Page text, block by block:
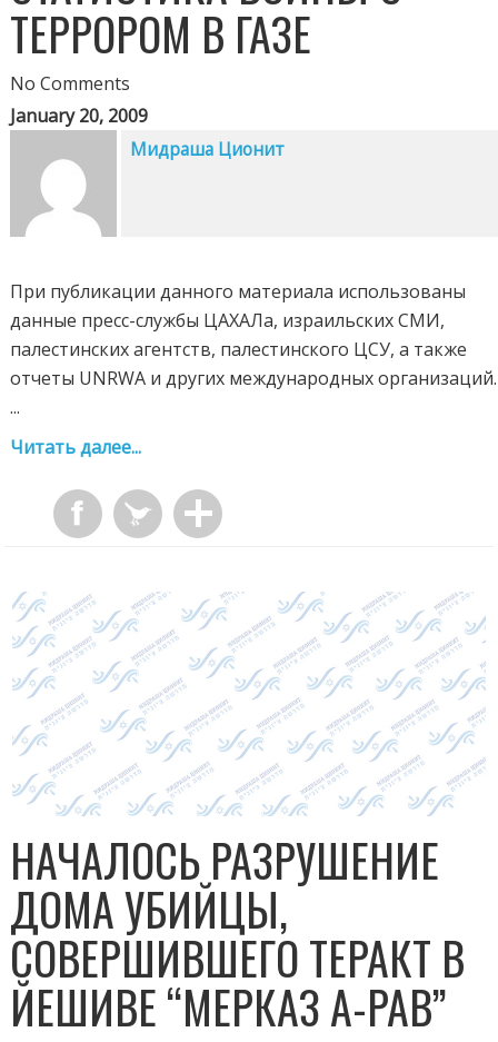
ТЕРРОРОМ В ГАЗЕ
No Comments
January 20, 2009
Мидраша Ционит
При публикации данного материала использованы
данные пресс-службы ЦАХАЛа, израильских СМИ,
палестинских агентств, палестинского ЦСУ, а также
отчеты UNRWA и других международных организаций.
...
Читать далее...
НАЧАЛОСЬ РАЗРУШЕНИЕ
ДОМА УБИЙЦЫ,
СОВЕРШИВШЕГО ТЕРАКТ В
ЙЕШИВЕ “МЕРКАЗ А-РАВ”